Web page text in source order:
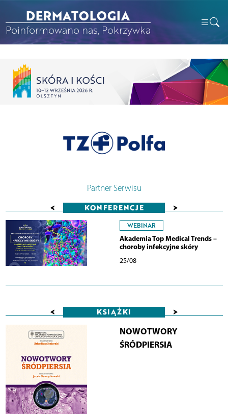
DERMATOLOGIA
Poinformowano nas, Pokrzywka
Partner Serwisu
< KONFERENCJE >
WEBINAR
Akademia Top Medical Trends –
choroby infekcyjne skóry
25/08
< KSIĄŻKI >
NOWOTWORY
ŚRÓDPIERSIA